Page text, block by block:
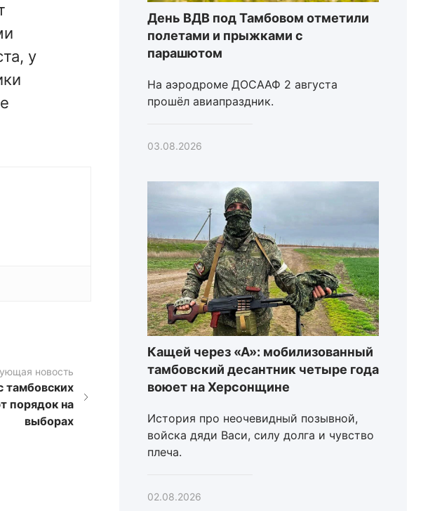
у
новость
тамбовских
порядок на
выборах
День ВДВ под Тамбовом отметили
полетами и прыжками с
парашютом
На аэродроме ДОСААФ 2 августа
прошёл авиапраздник.
03.08.2026
Кащей через «А»: мобилизованный
тамбовский десантник четыре года
воюет на Херсонщине
История про неочевидный позывной,
войска дяди Васи, силу долга и чувство
плеча.
02.08.2026